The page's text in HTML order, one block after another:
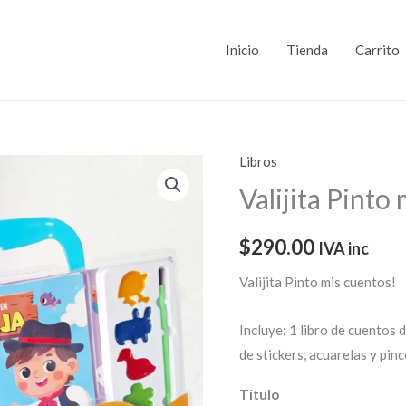
Inicio Tienda Carrito
Libros
Valijita Pinto
$290.00 IVA inc
Valijita Pinto mis cuentos!
Incluye: 1 libro de cuentos
de stickers, acuarelas y
Titulo
Valijita
Pinto
mis
cuentos!